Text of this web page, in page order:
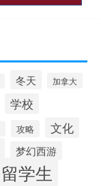
冬天 加拿大
学校
攻略 文化
梦幻西游
留学生